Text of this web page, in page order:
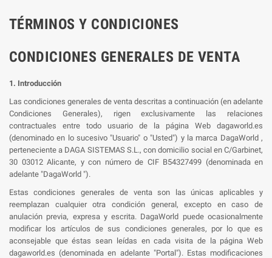
TÉRMINOS Y CONDICIONES
CONDICIONES GENERALES DE VENTA
1. Introducción
Las condiciones generales de venta descritas a continuación (en adelante
Condiciones Generales), rigen exclusivamente las relaciones
contractuales entre todo usuario de la página Web dagaworld.es
(denominado en lo sucesivo "Usuario" o "Usted") y la marca DagaWorld ,
perteneciente a DAGA SISTEMAS S.L., con domicilio social en C/Garbinet,
30 03012 Alicante, y con número de CIF B54327499 (denominada en
adelante "DagaWorld ").
Estas condiciones generales de venta son las únicas aplicables y
reemplazan cualquier otra condición general, excepto en caso de
anulación previa, expresa y escrita. DagaWorld puede ocasionalmente
modificar los artículos de sus condiciones generales, por lo que es
aconsejable que éstas sean leídas en cada visita de la página Web
dagaworld.es (denominada en adelante "Portal"). Estas modificaciones